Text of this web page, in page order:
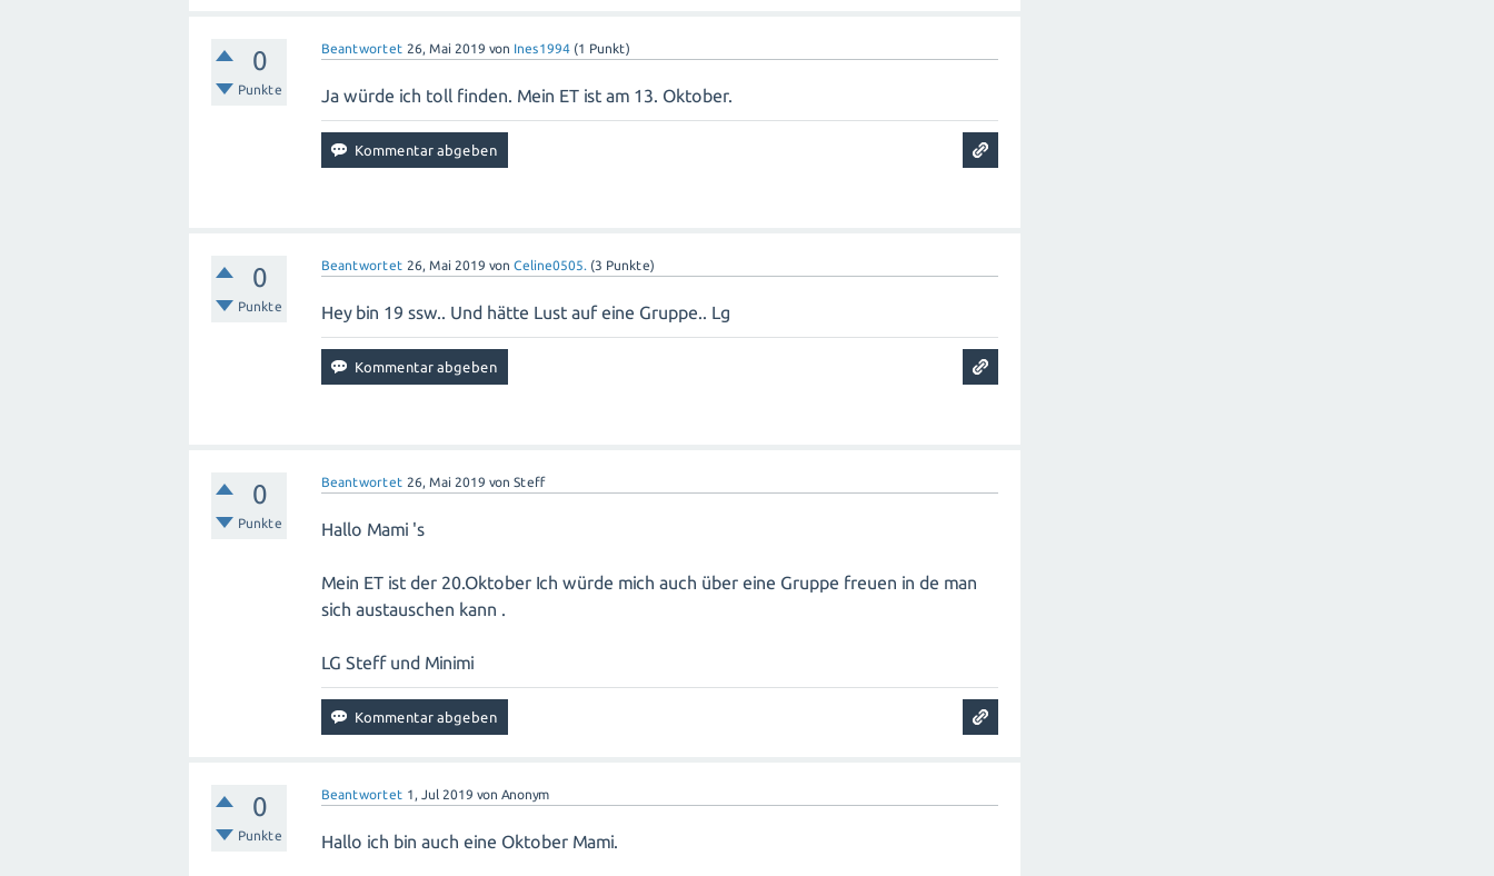
0
Punkte
Beantwortet 26, Mai 2019 von Ines1994 (1 Punkt)
Ja würde ich toll finden. Mein ET ist am 13. Oktober.
0
Punkte
Beantwortet 26, Mai 2019 vonCeline0505. (3 Punkte)
Hey bin 19 ssw.. Und hätte Lust auf eine Gruppe.. Lg
0
Punkte
Beantwortet 26, Mai 2019 vonSteff
Hallo Mami 's
Mein ET ist der 20.Oktober Ich würde mich auch über eine Gruppe freuen in de man
sich austauschen kann .
LG Steff und Minimi
0
Punkte
Beantwortet 1, Jul 2019 vonAnonym
Hallo ich bin auch eine Oktober Mami.